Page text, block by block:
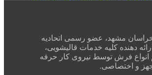
مشهد، عضو رسمی اتحادیه
دهنده کلیه خدمات قالیشویی،
انواع فرش توسط نیروی کار حرفه
و اختصاصی.